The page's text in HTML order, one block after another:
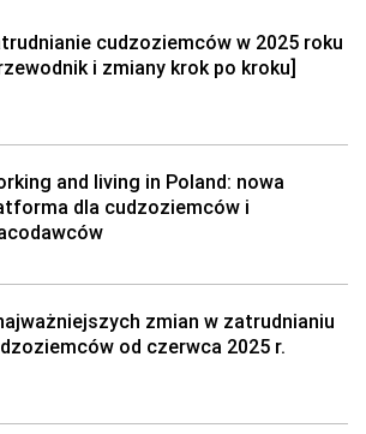
cudzoziemców w 2025 roku
i zmiany krok po kroku]
and living in Poland: nowa
dla cudzoziemców i
zmian w zatrudnianiu
od czerwca 2025 r.